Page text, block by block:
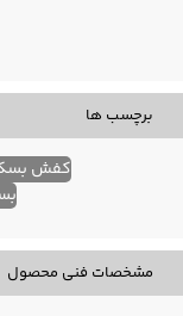
برچسب ها
کفش
مشخصات فنی محصول